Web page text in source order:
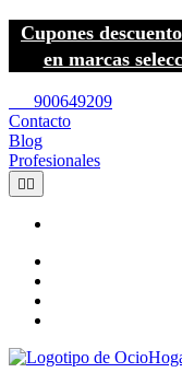
Cupones
en marcas
900649209
Contacto
Blog
Profesionales
 